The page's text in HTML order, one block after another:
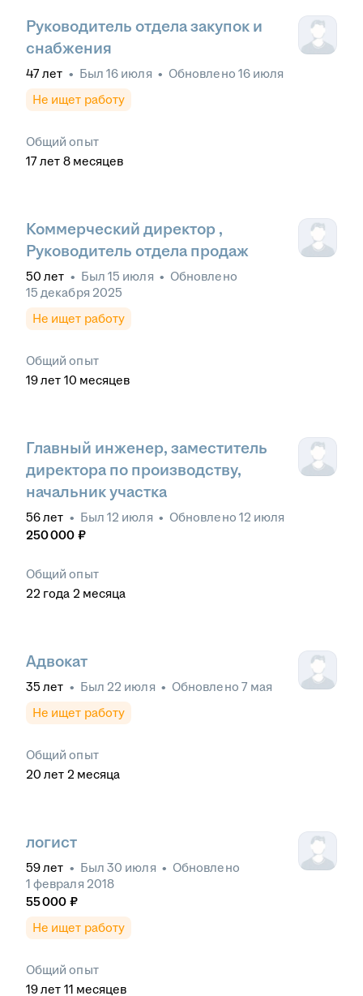
Руководитель отдела закупок и
снабжения
47лет • Был 16 июля • Обновлено 16 июля
Не ищет работу
Общий опыт
17лет 8 месяцев
Коммерческий директор ,
Руководитель отдела продаж
50 лет • Был 15 июля • Обновлено
15 декабря 2025
Не ищет работу
Общий опыт
19лет 10 месяцев
Главный инженер, заместитель
директора по производству,
начальник участка
56лет • Был 12 июля • Обновлено 12 июля
250 000 ₽
Общий опыт
22 года 2 месяца
Адвокат
35 лет • Был 22 июля • Обновлено 7 мая
Не ищет работу
Общий опыт
20 лет 2 месяца
логист
59лет • Был 30 июля • Обновлено
1 февраля 2018
55 000 ₽
Не ищет работу
Общий опыт
19лет 11 месяцев